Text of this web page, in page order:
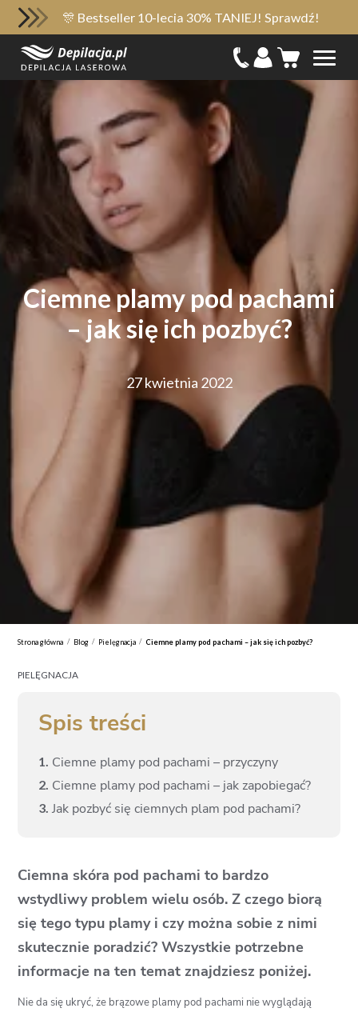
🎊 Bestseller 10-lecia 30% TANIEJ! Sprawdź!
Ciemne plamy pod pachami
– jak się ich pozbyć?
27 kwietnia 2022
Strona główna / Blog / Pielęgnacja / Ciemne plamy pod pachami – jak się ich pozbyć?
PIELĘGNACJA
Spis treści
1. Ciemne plamy pod pachami – przyczyny
2. Ciemne plamy pod pachami – jak zapobiegać?
3. Jak pozbyć się ciemnych plam pod pachami?
Ciemna skóra pod pachami to bardzo
wstydliwy problem wielu osób. Z czego biorą
się tego typu plamy i czy można sobie z nimi
skutecznie poradzić? Wszystkie potrzebne
informacje na ten temat znajdziesz poniżej.
Nie da się ukryć, że brązowe plamy pod pachami nie wyglądają